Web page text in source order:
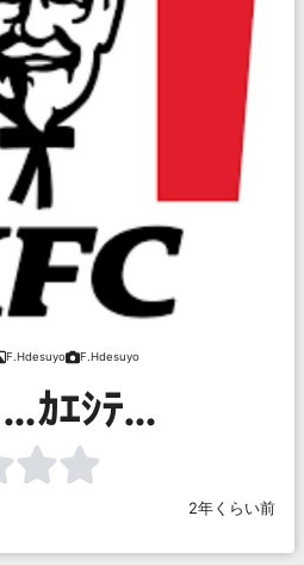
F.Hdesuyo F.Hdesuyo
…ｶｴｼﾃ…
2年くらい前